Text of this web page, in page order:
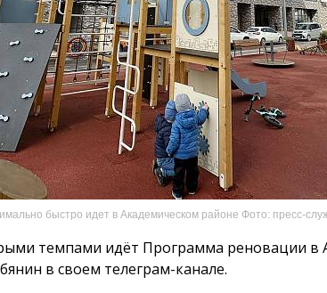
быстро идет в Академическом районе Фото: пресс-
темпами идёт Программа реновации в
в своем телеграм-канале.